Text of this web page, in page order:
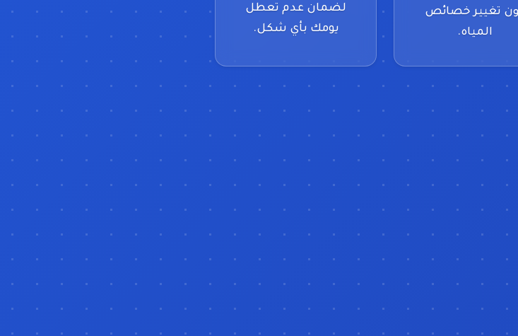
المياه.
يومك بأي شكل.